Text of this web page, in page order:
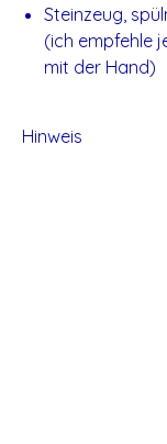
Steinzeug,
(ich empfehle
mit der Hand)
Hinweis